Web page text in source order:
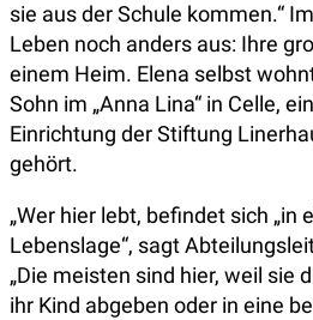
sie aus der Schule kommen.“
Leben noch anders aus: Ihre
einem Heim. Elena selbst
Sohn im „Anna Lina“ in Celle,
Einrichtung der Stiftung
gehört.
„Wer hier lebt, befindet sich „in
Lebenslage“, sagt
„Die meisten sind hier, weil sie
ihr Kind abgeben oder in eine